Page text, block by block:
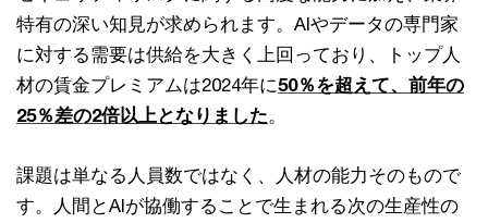
特有の深い知見が求められます。AIやデータの専門家
に対する需要は供給を大きく上回っており、トップ人
材の賃金プレミアムは2024年に50％を超えて、前年の
25％差の2倍以上となりました。
課題は単なる人員数ではなく、人材の能力そのもので
す。人間とAIが協働することで生まれる次の生産性の